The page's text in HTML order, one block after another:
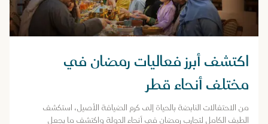
اكتشف أبرز فعاليات رمضان في
مختلف أنحاء قطر
من الاحتفالات النابضة بالحياة إلى كرم الضيافة الأصيل، استكشف
الطيف الكامل لتجارب رمضان في أنحاء الدولة واكتشف ما يجعل